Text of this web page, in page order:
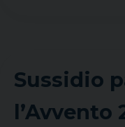
Sussidio
l’Avvento